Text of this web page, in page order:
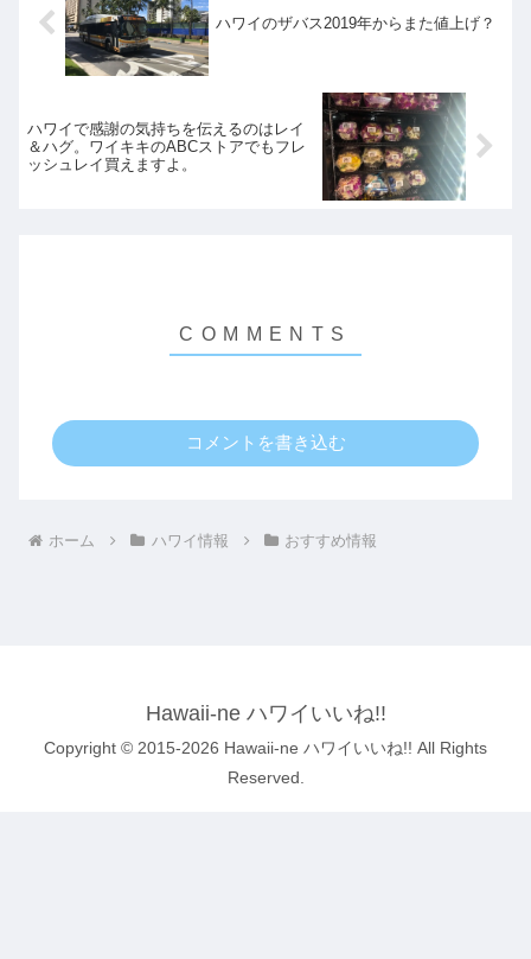
ハワイのザバス2019年からまた値上げ？
ハワイで感謝の気持ちを伝えるのはレイ
＆ハグ。ワイキキのABCストアでもフレ
ッシュレイ買えますよ。
コメントを書き込む
ホーム ハワイ情報 おすすめ情報
Hawaii-ne ハワイいいね!!
Copyright © 2015-2026 Hawaii-ne ハワイいいね!! All Rights
Reserved.